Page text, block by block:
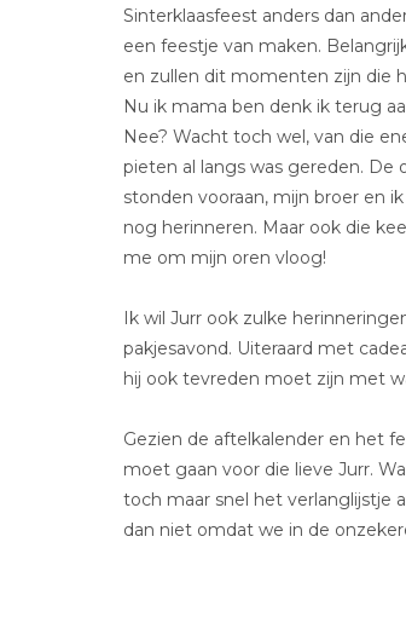
Sinterklaasfeest anders dan
een feestje van maken.
en zullen dit momenten zijn die
Nu ik mama ben denk ik terug
Nee? Wacht toch wel, van die
pieten al langs was gereden. De
stonden vooraan, mijn broer en
nog herinneren. Maar ook die
me om mijn oren vloog!
Ik wil Jurr ook zulke
pakjesavond. Uiteraard met
hij ook tevreden moet zijn met
Gezien de aftelkalender en het
moet gaan voor die lieve Jurr.
toch maar snel het verlanglijstje
dan niet omdat we in de